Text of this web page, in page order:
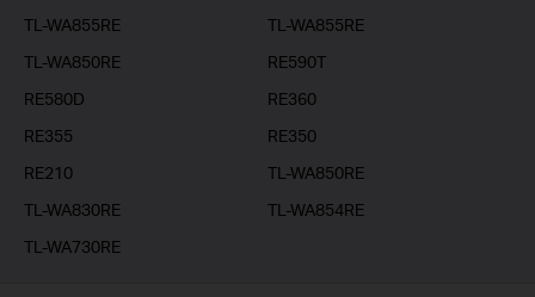
TL-WA855RE
TL-WA855RE
TL-WA850RE
RE590T
RE580D
RE360
RE355
RE350
RE210
TL-WA850RE
TL-WA830RE
TL-WA854RE
TL-WA730RE